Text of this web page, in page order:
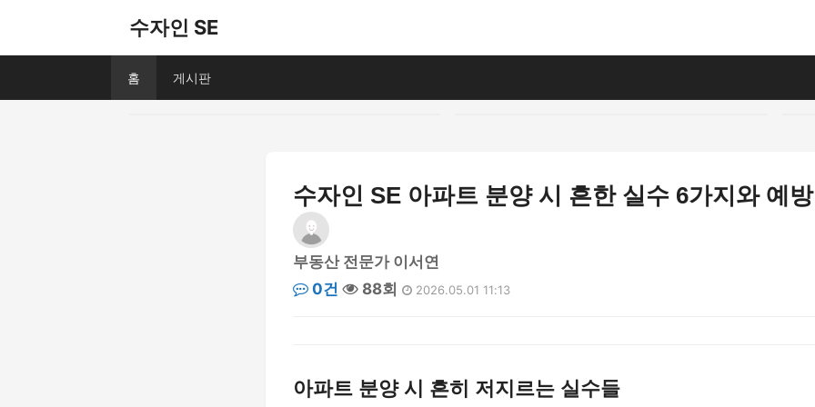
수자인 SE
홈 게시판
수자인 SE 아파트 분양 시 흔한 실수 6가지와 예
부동산 전문가 이서연
0건
88회 2026.05.01 11:13
아파트 분양 시 흔히 저지르는 실수들